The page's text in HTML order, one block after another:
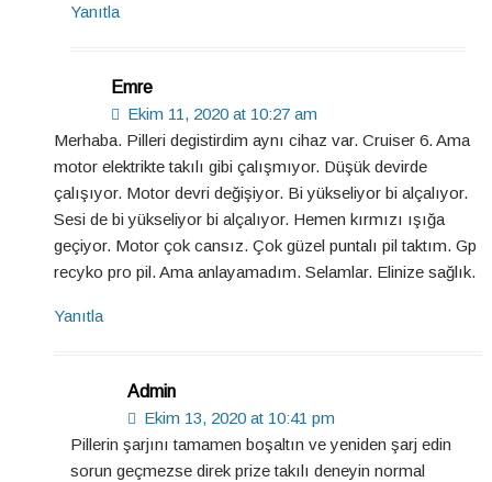
Yanıtla
Emre
Ekim 11, 2020 at 10:27 am
Merhaba. Pilleri degistirdim aynı cihaz var. Cruiser 6. Ama
motor elektrikte takılı gibi çalışmıyor. Düşük devirde
çalışıyor. Motor devri değişiyor. Bi yükseliyor bi alçalıyor.
Sesi de bi yükseliyor bi alçalıyor. Hemen kırmızı ışığa
geçiyor. Motor çok cansız. Çok güzel puntalı pil taktım. Gp
recyko pro pil. Ama anlayamadım. Selamlar. Elinize sağlık.
Yanıtla
Admin
Ekim 13, 2020 at 10:41 pm
Pillerin şarjını tamamen boşaltın ve yeniden şarj edin
sorun geçmezse direk prize takılı deneyin normal